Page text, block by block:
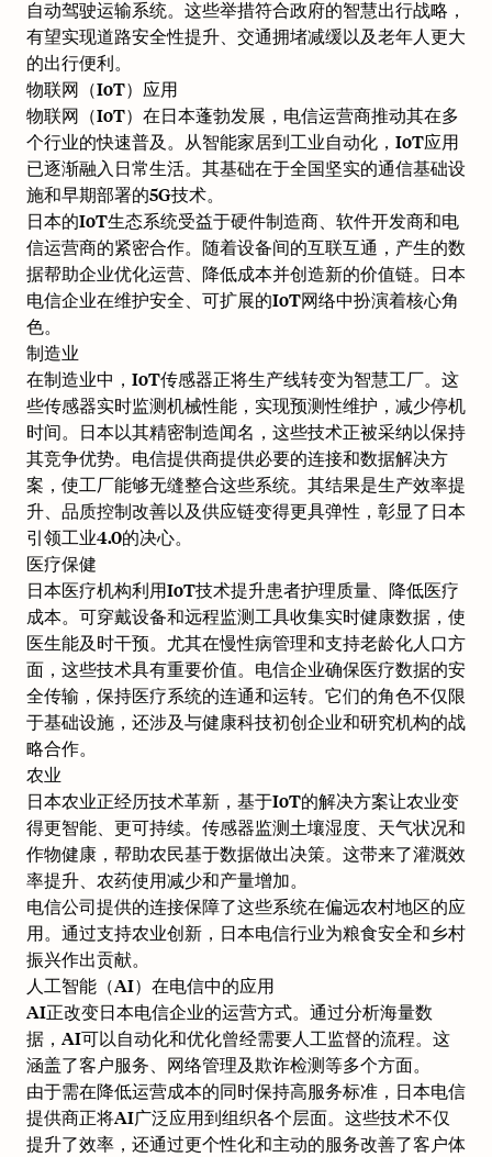
自动驾驶运输系统。这些举措符合政府的智慧出行战略，
有望实现道路安全性提升、交通拥堵减缓以及老年人更大
的出行便利。
物联网（IoT）应用
物联网（IoT）在日本蓬勃发展，电信运营商推动其在多
个行业的快速普及。从智能家居到工业自动化，IoT应用
已逐渐融入日常生活。其基础在于全国坚实的通信基础设
施和早期部署的5G技术。
日本的IoT生态系统受益于硬件制造商、软件开发商和电
信运营商的紧密合作。随着设备间的互联互通，产生的数
据帮助企业优化运营、降低成本并创造新的价值链。日本
电信企业在维护安全、可扩展的IoT网络中扮演着核心角
色。
制造业
在制造业中，IoT传感器正将生产线转变为智慧工厂。这
些传感器实时监测机械性能，实现预测性维护，减少停机
时间。日本以其精密制造闻名，这些技术正被采纳以保持
其竞争优势。电信提供商提供必要的连接和数据解决方
案，使工厂能够无缝整合这些系统。其结果是生产效率提
升、品质控制改善以及供应链变得更具弹性，彰显了日本
引领工业4.0的决心。
医疗保健
日本医疗机构利用IoT技术提升患者护理质量、降低医疗
成本。可穿戴设备和远程监测工具收集实时健康数据，使
医生能及时干预。尤其在慢性病管理和支持老龄化人口方
面，这些技术具有重要价值。电信企业确保医疗数据的安
全传输，保持医疗系统的连通和运转。它们的角色不仅限
于基础设施，还涉及与健康科技初创企业和研究机构的战
略合作。
农业
日本农业正经历技术革新，基于IoT的解决方案让农业变
得更智能、更可持续。传感器监测土壤湿度、天气状况和
作物健康，帮助农民基于数据做出决策。这带来了灌溉效
率提升、农药使用减少和产量增加。
电信公司提供的连接保障了这些系统在偏远农村地区的应
用。通过支持农业创新，日本电信行业为粮食安全和乡村
振兴作出贡献。
人工智能（AI）在电信中的应用
AI正改变日本电信企业的运营方式。通过分析海量数
据，AI可以自动化和优化曾经需要人工监督的流程。这
涵盖了客户服务、网络管理及欺诈检测等多个方面。
由于需在降低运营成本的同时保持高服务标准，日本电信
提供商正将AI广泛应用到组织各个层面。这些技术不仅
提升了效率，还通过更个性化和主动的服务改善了客户体